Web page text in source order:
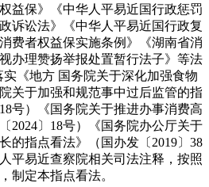
益保》《中华人平易近国行政惩罚
诉讼法》《中华人平易近国行政复
费者权益保实施条例》《湖南省消
办理赞扬举报处置暂行法子》等法
《地方 国务院关于深化加强食物
关于加强和规范事中过后监管的指
号）《国务院关于推进办事消费高
2024〕18号）《国务院办公厅关于
的指点看法》（国办发〔2019〕38
平易近查察院相关司法注释，按照
制定本指点看法。